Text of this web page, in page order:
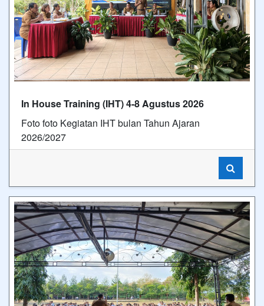
In House Training (IHT) 4-8 Agustus 2026
Foto foto Kegiatan IHT bulan Tahun Ajaran
2026/2027